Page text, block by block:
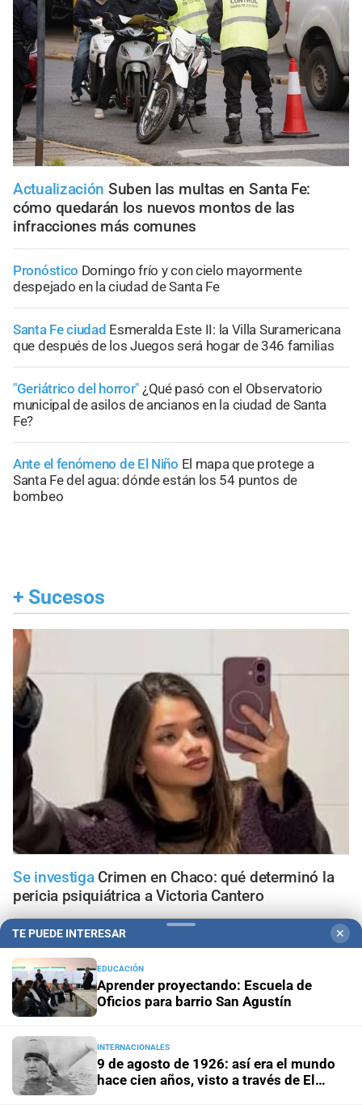
Actualización Suben las multas en Santa Fe:
cómo quedarán los nuevos montos de las
infracciones más comunes
Pronóstico Domingo frío y con cielo mayormente
despejado en la ciudad de Santa Fe
Santa Fe ciudad Esmeralda Este II: la Villa Suramericana
que después de los Juegos será hogar de 346 familias
"Geriátrico del horror" ¿Qué pasó con el Observatorio
municipal de asilos de ancianos en la ciudad de Santa
Fe?
Ante el fenómeno de El Niño El mapa que protege a
Santa Fe del agua: dónde están los 54 puntos de
bombeo
+ Sucesos
Se investiga Crimen en Chaco: qué determinó la
pericia psiquiátrica a Victoria Cantero
Inauguran sala Fijaron la primera audiencia penal en el
nuevo edificio Anexo de los Tribunales de Santa Fe
Tragedia en Bariloche Murió una nena de 3 años tras caer
con sus padres al lago Nahuel Huapi
Tragedia vialCayó un auto desde un puente tras un
choque múltiple en Mendoza: hay un muerto y varios
heridos
TE PUEDE INTERESAR ✕
EDUCACIÓN
Aprender proyectando: Escuela de
Oficios para barrio San Agustín
INTERNACIONALES
9 de agosto de 1926: así era el mundo
hace cien años, visto a través de El